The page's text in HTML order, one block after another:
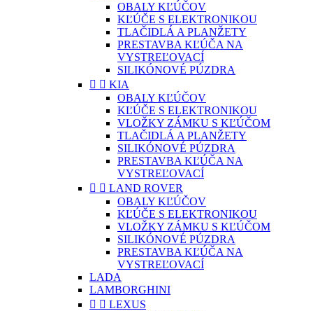
OBALY KĽÚČOV
KĽÚČE S ELEKTRONIKOU
TLAČIDLÁ A PLANŽETY
PRESTAVBA KĽÚČA NA
VYSTREĽOVACÍ
SILIKÓNOVÉ PÚZDRA
  KIA
OBALY KĽÚČOV
KĽÚČE S ELEKTRONIKOU
VLOŽKY ZÁMKU S KĽÚČOM
TLAČIDLÁ A PLANŽETY
SILIKÓNOVÉ PÚZDRA
PRESTAVBA KĽÚČA NA
VYSTREĽOVACÍ
  LAND ROVER
OBALY KĽÚČOV
KĽÚČE S ELEKTRONIKOU
VLOŽKY ZÁMKU S KĽÚČOM
SILIKÓNOVÉ PÚZDRA
PRESTAVBA KĽÚČA NA
VYSTREĽOVACÍ
LADA
LAMBORGHINI
  LEXUS